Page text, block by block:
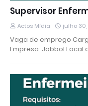
Supervisor
Actos Mídia julho
Vaga de emprego
Empresa: Jobbol Local